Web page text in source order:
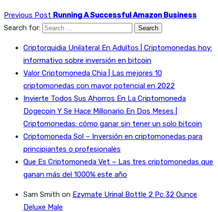
Previous Post Running A Successful Amazon Business
Search for:
Criptorquidia Unilateral En Adultos | Criptomonedas hoy:
informativo sobre inversión en bitcoin
Valor Criptomoneda Chia | Las mejores 10
criptomonedas con mayor potencial en 2022
Invierte Todos Sus Ahorros En La Criptomoneda
Dogecoin Y Se Hace Millonario En Dos Meses |
Criptomonedas: cómo ganar sin tener un solo bitcoin
Criptomoneda Sol – Inversión en criptomonedas para
principiantes o profesionales
Que Es Criptomoneda Vet – Las tres criptomonedas que
ganan más del 1000% este año
Sam Smith on Ezymate Urinal Bottle 2 Pc 32 Ounce
Deluxe Male